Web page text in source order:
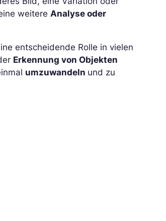
weitereAnalyse oder
entscheidende Rolle in vielen
Erkennung von Objekten
umzuwandeln und zu